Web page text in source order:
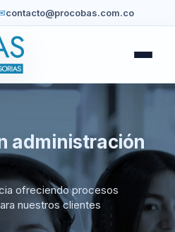
contacto@procobas.com.co
administración
ofreciendo procesos
nuestros clientes